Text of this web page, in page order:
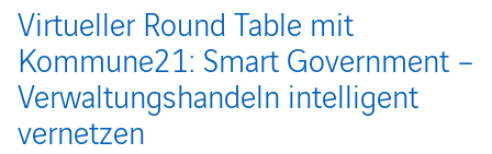
Virtueller Round Table mit
Kommune21: Smart Government –
Verwaltungshandeln intelligent
vernetzen